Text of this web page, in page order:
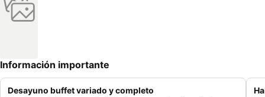
Información importante
Desayuno buffet variado y completo